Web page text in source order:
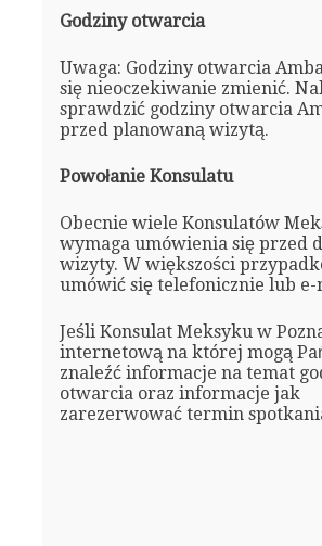
Godziny otwarcia
Uwaga: Godziny otwarcia
się nieoczekiwanie zmienić.
sprawdzić godziny otwarcia
przed planowaną wizytą.
Powołanie Konsulatu
Obecnie wiele Konsulatów
wymaga umówienia się przed
wizyty. W większości
umówić się telefonicznie lub e-
Jeśli Konsulat Meksyku w
internetową na której mogą
znaleźć informacje na temat
otwarcia oraz informacje jak
zarezerwować termin